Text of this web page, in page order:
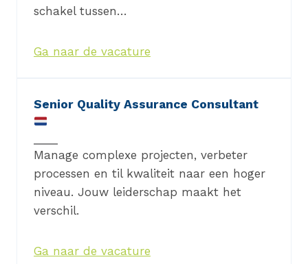
schakel tussen…
Ga naar de vacature
Senior Quality Assurance Consultant
Manage complexe projecten, verbeter
processen en til kwaliteit naar een hoger
niveau. Jouw leiderschap maakt het
verschil.
Ga naar de vacature